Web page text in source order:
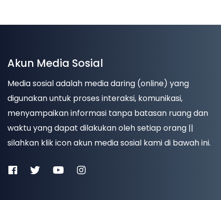
Akun Media Sosial
Media sosial adalah media daring (online) yang
digunakan untuk proses interaksi, komunikasi,
menyampaikan informasi tanpa batasan ruang dan
waktu yang dapat dilakukan oleh setiap orang ||
silahkan klik icon akun media sosial kami di bawah ini.